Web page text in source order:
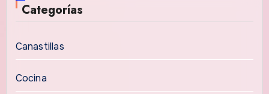
Categorías
Canastillas
Cocina